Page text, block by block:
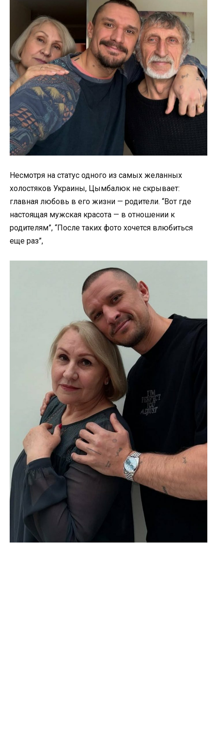
Несмотря на статус одного из самых желанных
холостяков Украины, Цымбалюк не скрывает:
главная любовь в его жизни — родители. “Вот где
настоящая мужская красота — в отношении к
родителям”, “После таких фото хочется влюбиться
еще раз”,